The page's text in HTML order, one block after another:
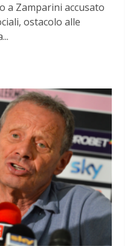
a Zamparini accusato
ostacolo alle